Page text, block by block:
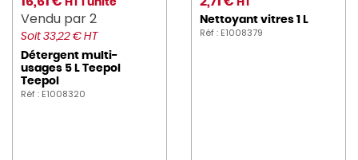
HT l'unité
Vendu par 2
Soit 33,22 € HT
Détergent multi-
usages 5 L Teepol
Teepol
Réf : E1008320
HT
Nettoyant vitres 1 L
Réf : E1008379